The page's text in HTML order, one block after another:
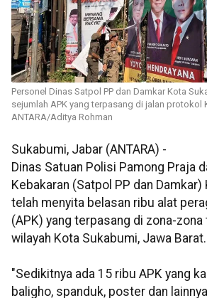
Personel Dinas Satpol PP dan Damkar Kota
sejumlah APK yang terpasang di jalan protokol
ANTARA/Aditya Rohman
Sukabumi, Jabar (ANTARA) -
Dinas Satuan Polisi Pamong Praja
Kebakaran (Satpol PP dan
telah menyita belasan ribu alat
(APK) yang terpasang di zona-zona
wilayah Kota Sukabumi, Jawa Barat.
"Sedikitnya ada 15 ribu APK yang
baligho, spanduk, poster dan